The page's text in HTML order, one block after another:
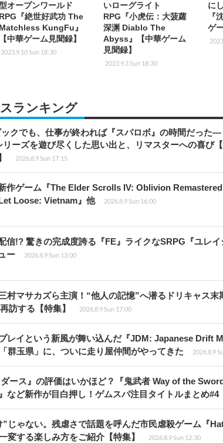
オープンワールド
RPG『絶世好武功 The
Matchless KungFu』
【中華ゲーム見聞録】
2023.9.10 Sun 18:30
いローグライト
RPG『小虎伝：大菠蘿
深渊 Diablo The
Abyss』【中華ゲーム
見聞録】
2023.9.3 Sun 18:30
に
『
ゲ
ランキング
クでも、仕事が終われば『スパロボ』の時間だった―
リーズを遊び尽くした思い出と、リマスターへの喜び
2026.8.9 Sun 17:15
作ゲーム『The Elder Scrolls IV: Oblivion
Loose: Vietnam』他
2026.8.9 Sun 16:00
信!? 驚きの完成度誇る『FE』ライクなSRPG『ユレ
ー
2026.8.9 Sun 13:00
村マサカズら主演！“他人の記憶”へ潜るドリキャス末
訪する【特集】
2026.8.9 Sun 17:00
レイという新風が舞い込んだ『JDM: Japanese Drift
群玉県」に、ついに走り屋仲間がやってきた
2026.8.9
ダース』の評価はいかほど？『鬼武者 Way of the
など新作が目白押し！ゲムスパ注目タイトルまとめ#4
じゃない。残虐さで話題を呼んだ市民虐殺ゲーム『
する楽しみ方をご紹介【特集】
2026.8.9 Sun 12:30